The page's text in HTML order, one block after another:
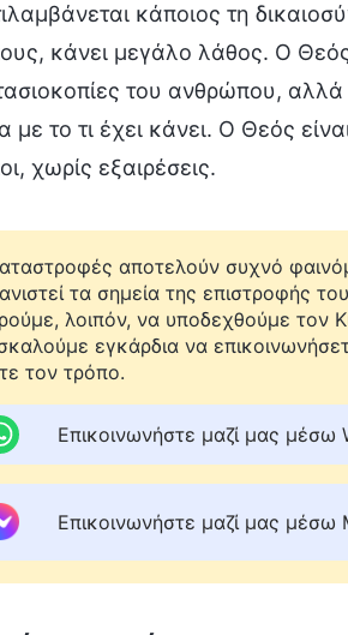
κάποιος τη
κάνει μεγάλο λάθος. Ο Θεός
του ανθρώπου,
με το τι έχει κάνει. Ο Θεός
χωρίς εξαιρέσεις.
αποτελούν συχνό
τα σημεία της επιστροφής
λοιπόν, να υποδεχθούμε τον
εγκάρδια να
τον τρόπο.
Επικοινωνήστε μαζί μας μέσω
Επικοινωνήστε μαζί μας μέσω